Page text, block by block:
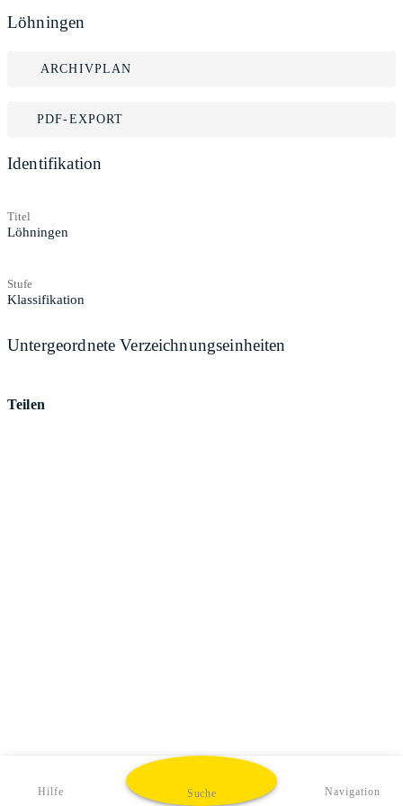
Löhningen
ARCHIVPLAN
PDF-EXPORT
Identifikation
Titel
Löhningen
Stufe
Klassifikation
Untergeordnete Verzeichnungseinheiten
Teilen
Hilfe Suche Navigation